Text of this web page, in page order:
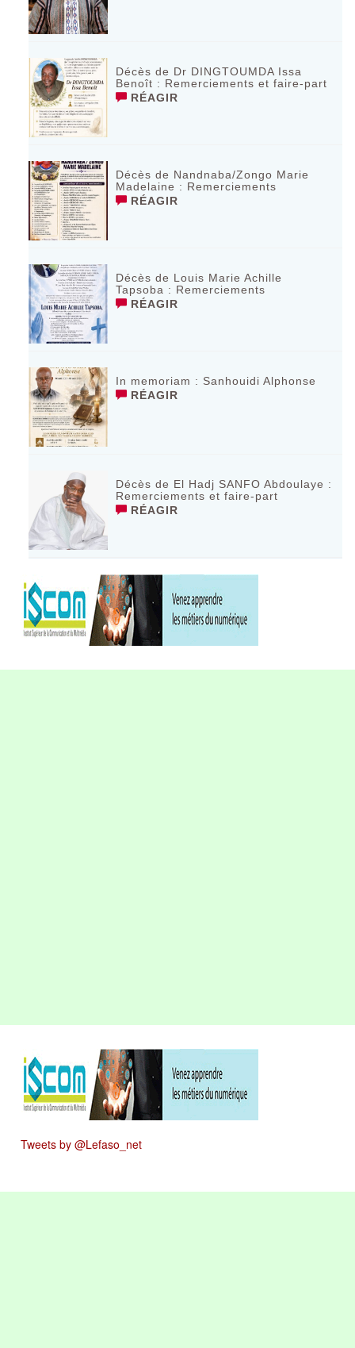
Décès de Dr DINGTOUMDA Issa
Benoît : Remerciements et faire-part
RÉAGIR
Décès de Nandnaba/Zongo Marie
Madelaine : Remerciements
RÉAGIR
Décès de Louis Marie Achille
Tapsoba : Remerciements
RÉAGIR
In memoriam : Sanhouidi Alphonse
RÉAGIR
Décès de El Hadj SANFO Abdoulaye :
Remerciements et faire-part
RÉAGIR
Tweets by @Lefaso_net